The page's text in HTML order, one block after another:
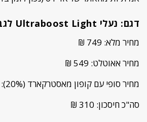
דגם: נעלי Ultraboost Light לגברים
מחיר מלא: 749 ₪
מחיר אאוטלט: 549 ₪
מחיר סופי עם קופון מאסטרקארד (20%): 439 ₪
סה"כ חיסכון: 310 ₪